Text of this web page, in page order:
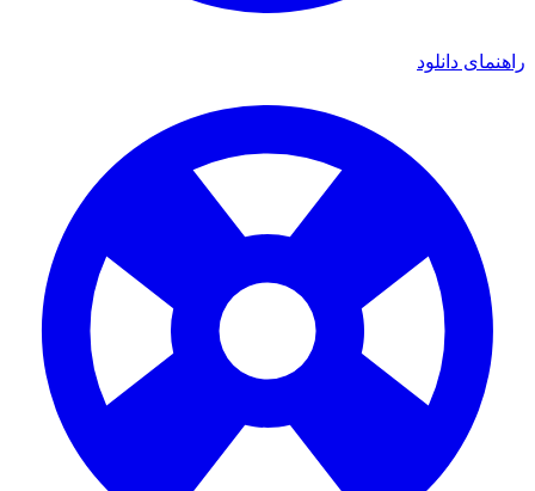
دانلود